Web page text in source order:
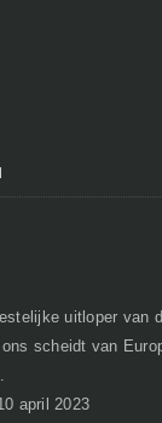
uitloper van
scheidt van
april 2023